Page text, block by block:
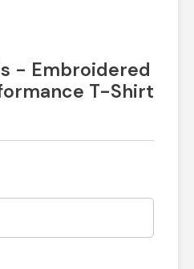
- Embroidered
T-Shirt